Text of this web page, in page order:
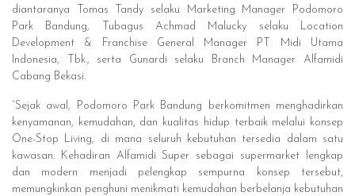
diantaranya Tomas Tandy selaku Marketing Manager Podomoro
Park Bandung, Tubagus Achmad Malucky selaku Location
Development & Franchise General Manager PT Midi Utama
Indonesia, Tbk., serta Gunardi selaku Branch Manager Alfamidi
Cabang Bekasi.
“Sejak awal, Podomoro Park Bandung berkomitmen menghadirkan
kenyamanan, kemudahan, dan kualitas hidup terbaik melalui konsep
One-Stop Living, di mana seluruh kebutuhan tersedia dalam satu
kawasan. Kehadiran Alfamidi Super sebagai supermarket lengkap
dan modern menjadi pelengkap sempurna konsep tersebut,
memungkinkan penghuni menikmati kemudahan berbelanja kebutuhan